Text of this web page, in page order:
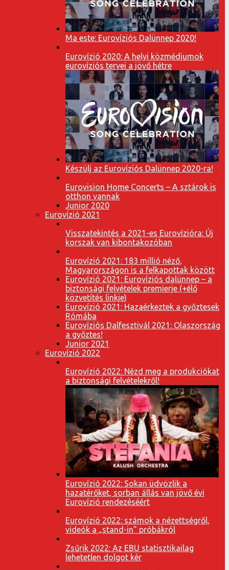
Ma este: Eurovíziós Dalünnep 2020!
Eurovízió 2020: A helyi közmédiumok
eurovíziós tervei a jövő hétre
Készülj az Eurovíziós Dalünnep 2020-ra!
Eurovision Home Concerts – A sztárok is
otthon vannak
Junior 2020
Eurovízió 2021
Visszatekintés a 2021-es Eurovízióra: Új
korszak van kibontakozóban
Eurovízió 2021: 183 millió néző,
Magyarországon is a felkapottak között
Eurovízió 2021: Eurovíziós dalünnep – a
biztonsági felvételek premierje (+élő
közvetítés linkje)
Eurovízió 2021: Hazaérkeztek a győztesek
Rómába
Eurovíziós Dalfesztivál 2021: Olaszország
a győztes!
Junior 2021
Eurovízió 2022
Eurovízió 2022: Nézd meg a produkciókat
a biztonsági felvételekről!
Eurovízió 2022: Sokan üdvözlik a
hazatérőket, sorban állás van jövő évi
Eurovízió rendezéséért
Eurovízió 2022: számok a nézettségről,
videók a „stand-in” próbákról
Zsűrik 2022: Az EBU statisztikailag
lehetetlen dolgot kér